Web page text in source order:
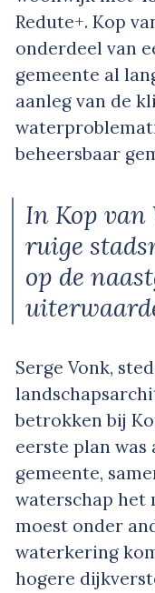
Redute+. Kop
onderdeel van
gemeente al
aanleg van de
beheersbaar
In Kop
ruige
op de
Serge Vonk,
betrokken bij
eerste plan was
gemeente,
waterschap het
moest onder
waterkering
hogere